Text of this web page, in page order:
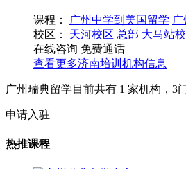
课程： 广州中学到美国留学
校区：
天河校区 总部 大马站
在线咨询 免费通话
查看更多济南培训机构信息
广州瑞典留学目前共有 1 家机构， 3
申请入驻
热推课程